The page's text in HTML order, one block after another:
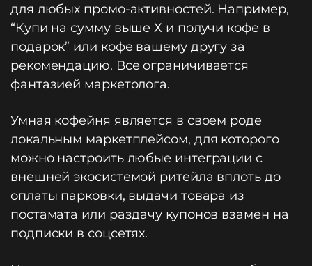
для любых промо-активностей. Например,
“Купи на сумму выше Х и получи кофе в
подарок” или кофе вашему другу за
рекомендацию. Все ограничивается
фантазией маркетолога.
Умная кофейня является в своем роде
локальным маркетплейсом, для которого
можно настроить любые интеграции с
внешней экосистемой ритейла вплоть до
оплаты парковки, выдачи товара из
постамата или раздачу купонов взамен на
подписки в соцсетях.